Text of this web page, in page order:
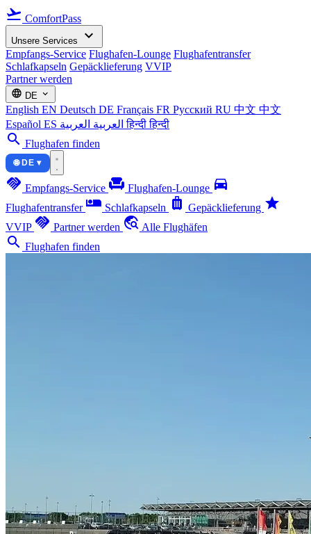
flight_takeoff ComfortPass
Unsere Services expand_more
Empfangs-Service Flughafen-Lounge Flughafentransfer
Schlafkapseln Gepäcklieferung VVIP
Partner werden
language DE expand_more
English EN Deutsch DE Français FR Русский RU 中文 中文
Español ES العربية العربية हिन्दीहिन्दी
search Flughafen finden
🌐 DE ▾
handshake Empfangs-Service chair Flughafen-Lounge directions_car
Flughafentransfer airline_seat_individual_suite Schlafkapseln luggage Gepäcklieferung star
VVIP handshake Partner werden travel_explore Alle Flughäfen
search Flughafen finden